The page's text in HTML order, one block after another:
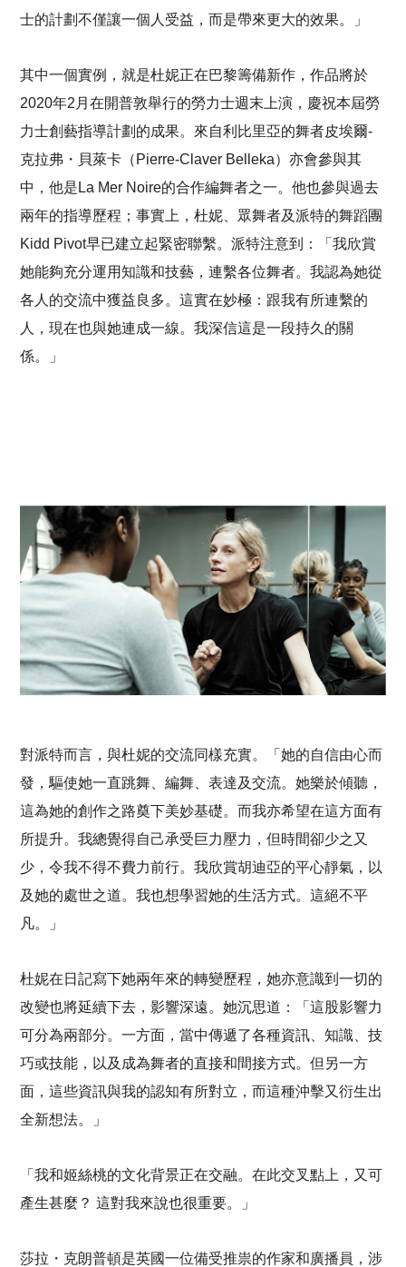
士的計劃不僅讓一個人受益，而是帶來更大的效果。」
其中一個實例，就是杜妮正在巴黎籌備新作，作品將於
2020年2月在開普敦舉行的勞力士週末上演，慶祝本屆勞
力士創藝指導計劃的成果。來自利比里亞的舞者皮埃爾-
克拉弗・貝萊卡（Pierre-Claver Belleka）亦會參與其
中，他是La Mer Noire的合作編舞者之一。他也參與過去
兩年的指導歷程；事實上，杜妮、眾舞者及派特的舞蹈團
Kidd Pivot早已建立起緊密聯繫。派特注意到：「我欣賞
她能夠充分運用知識和技藝，連繫各位舞者。我認為她從
各人的交流中獲益良多。這實在妙極：跟我有所連繫的
人，現在也與她連成一線。我深信這是一段持久的關
係。」
對派特而言，與杜妮的交流同樣充實。「她的自信由心而
發，驅使她一直跳舞、編舞、表達及交流。她樂於傾聽，
這為她的創作之路奠下美妙基礎。而我亦希望在這方面有
所提升。我總覺得自己承受巨力壓力，但時間卻少之又
少，令我不得不費力前行。我欣賞胡迪亞的平心靜氣，以
及她的處世之道。我也想學習她的生活方式。這絕不平
凡。」
杜妮在日記寫下她兩年來的轉變歷程，她亦意識到一切的
改變也將延續下去，影響深遠。她沉思道：「這股影響力
可分為兩部分。一方面，當中傳遞了各種資訊、知識、技
巧或技能，以及成為舞者的直接和間接方式。但另一方
面，這些資訊與我的認知有所對立，而這種沖擊又衍生出
全新想法。」
「我和姬絲桃的文化背景正在交融。在此交叉點上，又可
產生甚麼？ 這對我來說也很重要。」
莎拉・克朗普頓是英國一位備受推祟的作家和廣播員，涉